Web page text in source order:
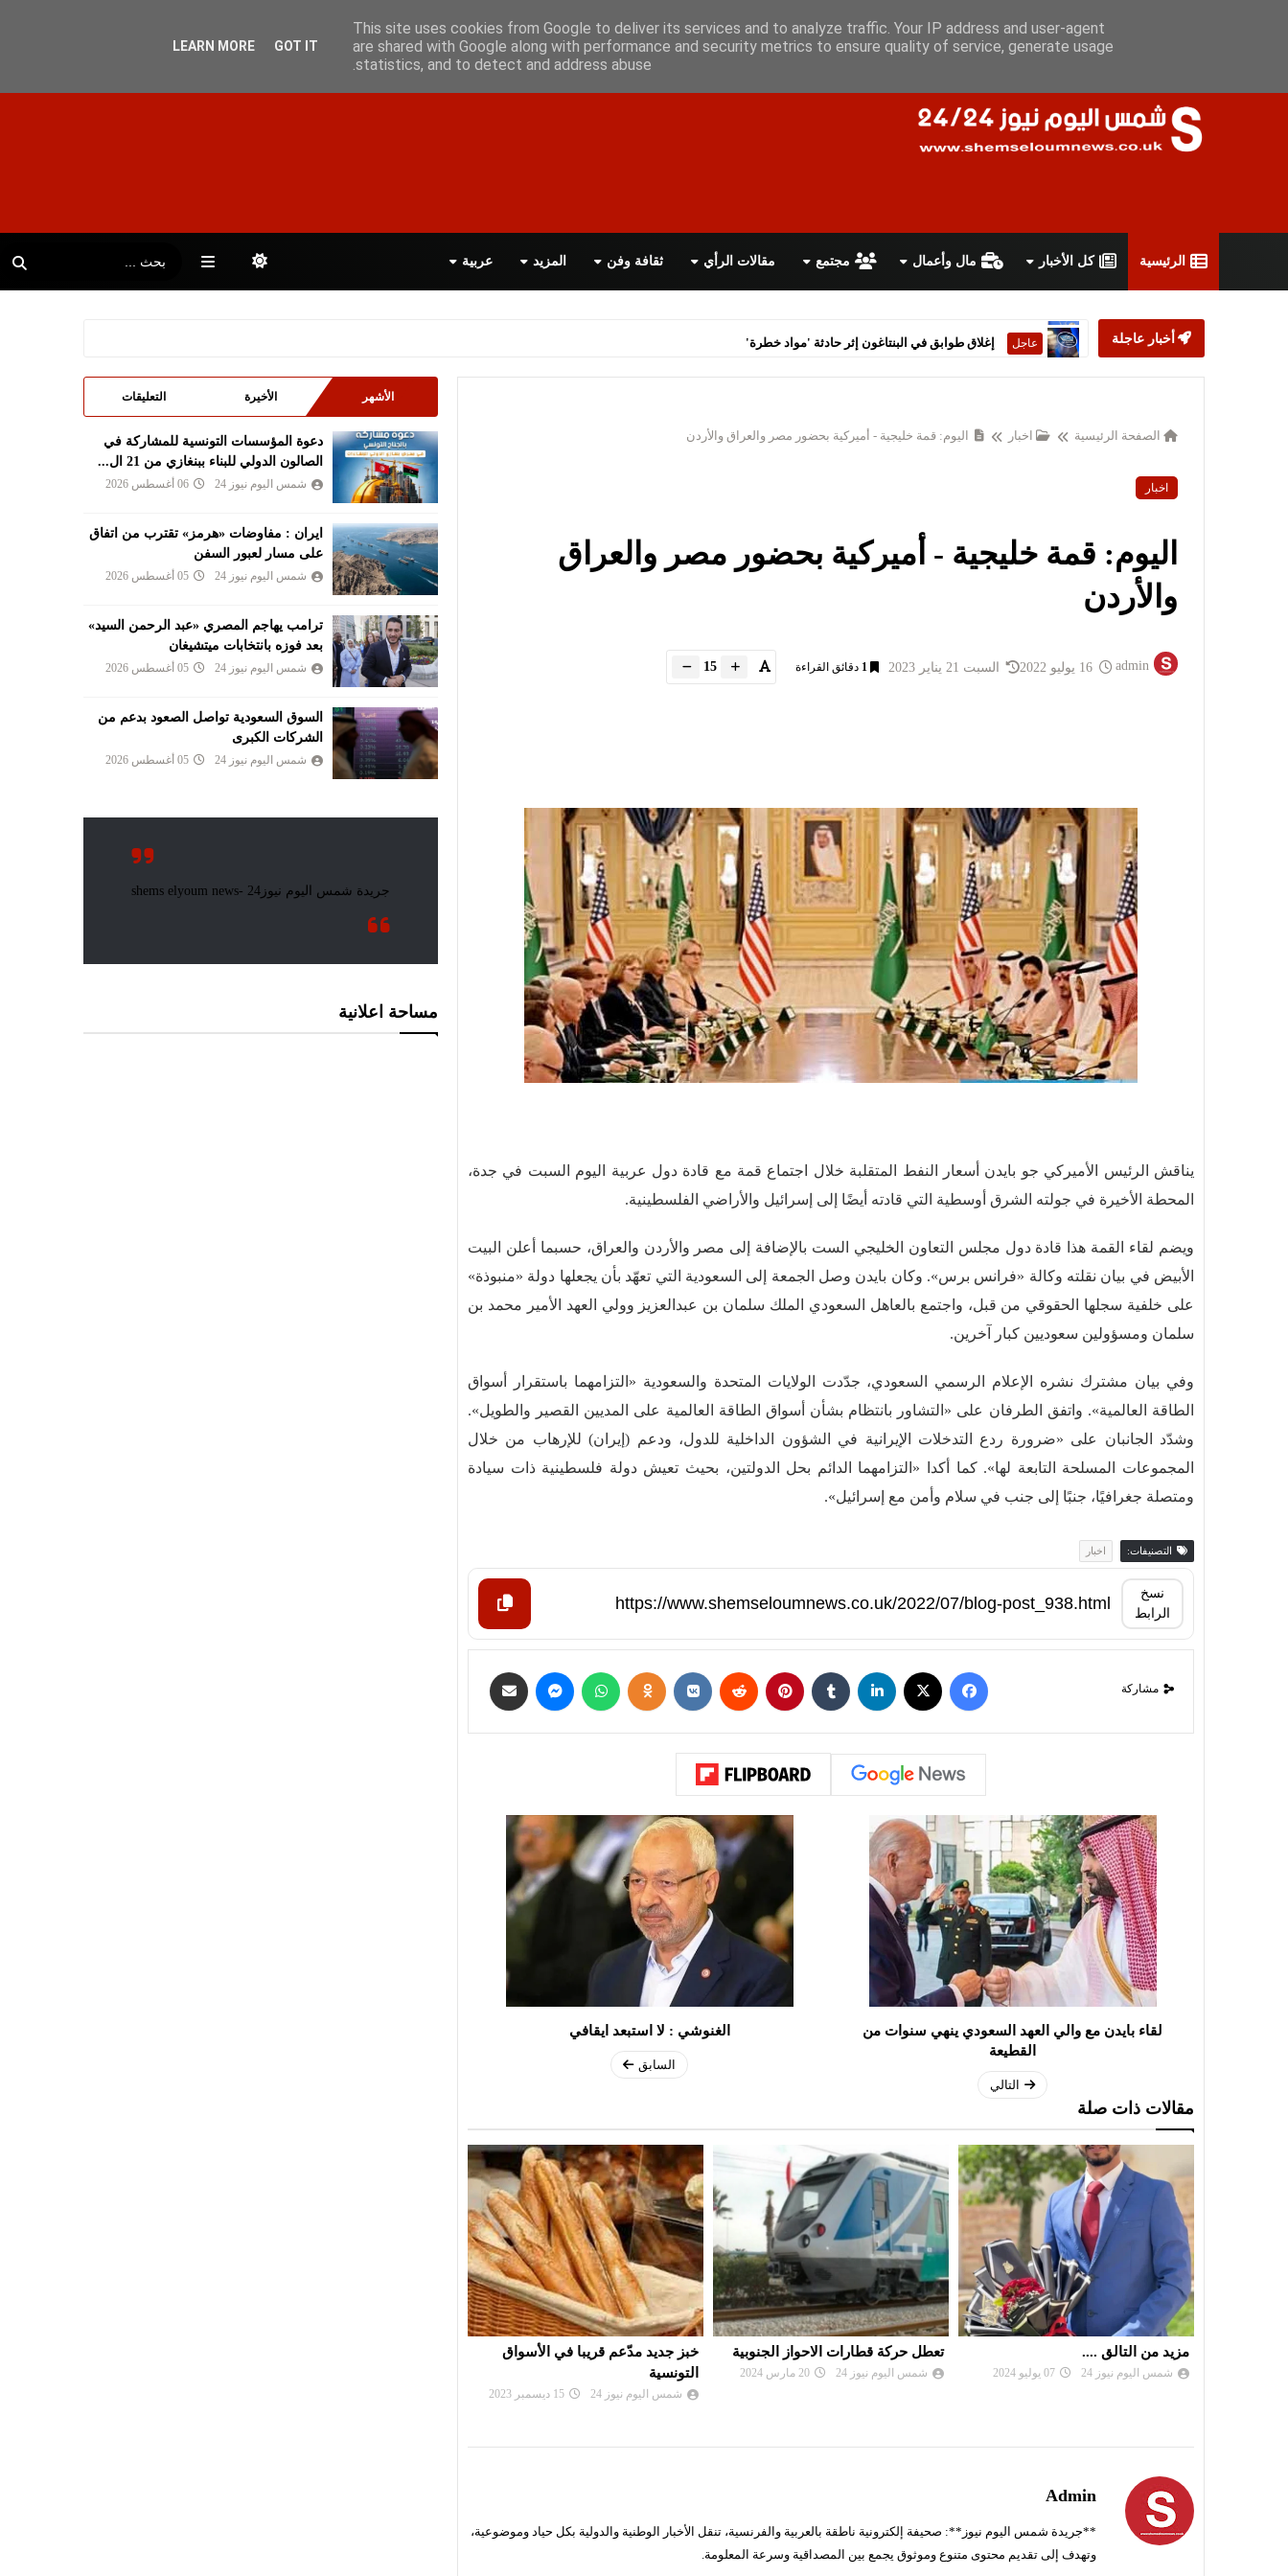
سياسة الخصوصية اتفاقية الاستخدام أعلن معانا اتصل بنا اقرأ الصحيفة PDF
الرئيسية كل الأخبار مال وأعمال مجتمع مقالات الرأي ثقافة وفن المزيد عربية
أخبار عاجلة عاجل إغلاق طوابق في البنتاغون إثر حادثة 'مواد خطرة'
الصفحة الرئيسية اخبار اليوم: قمة خليجية - أميركية بحضور مصر والعراق والأردن
اخبار
اليوم: قمة خليجية - أميركية بحضور مصر والعراق
والأردن
admin السبت 21 يناير 2023 1 دقائق القراءة 15
يناقش الرئيس الأميركي جو بايدن أسعار النفط المتقلبة خلال اجتماع قمة مع قادة دول عربية اليوم السبت في جدة،
المحطة الأخيرة في جولته الشرق أوسطية التي قادته أيضًا إلى إسرائيل والأراضي الفلسطينية.
ويضم لقاء القمة هذا قادة دول مجلس التعاون الخليجي الست بالإضافة إلى مصر والأردن والعراق، حسبما أعلن البيت
الأبيض في بيان نقلته وكالة «فرانس برس». وكان بايدن وصل الجمعة إلى السعودية التي تعهّد بأن يجعلها دولة «منبوذة»
على خلفية سجلها الحقوقي من قبل، واجتمع بالعاهل السعودي الملك سلمان بن عبدالعزيز وولي العهد الأمير محمد بن
سلمان ومسؤولين سعوديين كبار آخرين.
وفي بيان مشترك نشره الإعلام الرسمي السعودي، جدّدت الولايات المتحدة والسعودية «التزامهما باستقرار أسواق
الطاقة العالمية». واتفق الطرفان على «التشاور بانتظام بشأن أسواق الطاقة العالمية على المديين القصير والطويل».
وشدّد الجانبان على «ضرورة ردع التدخلات الإيرانية في الشؤون الداخلية للدول، ودعم (إيران) للإرهاب من خلال
المجموعات المسلحة التابعة لها». كما أكدا «التزامهما الدائم بحل الدولتين، بحيث تعيش دولة فلسطينية ذات سيادة
ومتصلة جغرافيًا، جنبًا إلى جنب في سلام وأمن مع إسرائيل».
التصنيفات: اخبار
نسخ
الرابط
مشاركة
لقاء بايدن مع والي العهد السعودي ينهي سنوات من
القطيعة
التالي
الغنوشي : لا استبعد ايقافي
السابق
مقالات ذات صلة
تعطل حركة قطارات الاحواز الجنوبية
شمس اليوم نيوز 24 20 مارس 2024
خبز جديد مدّعم قريبا في الأسواق
التونسية
مزيد من التالق ....
شمس اليوم نيوز 24
Admin
**جريدة شمس اليوم نيوز**: صحيفة إلكترونية ناطقة بالعربية والفرنسية، تنقل الأخبار الوطنية والدولية بكل حياد وموضوعية،
وتهدف إلى تقديم محتوى متنوع وموثوق يجمع بين المصداقية وسرعة المعلومة.
الأشهر الأخيرة التعليقات
دعوة المؤسسات التونسية للمشاركة في
الصالون الدولي للبناء ببنغازي من 21 ال...
شمس اليوم نيوز 24 06 أغسطس 2026
ايران : مفاوضات «هرمز» تقترب من اتفاق
على مسار لعبور السفن
شمس اليوم نيوز 24 05 أغسطس 2026
ترامب يهاجم المصري «عبد الرحمن السيد»
بعد فوزه بانتخابات ميتشيغان
شمس اليوم نيوز 24 05 أغسطس 2026
السوق السعودية تواصل الصعود بدعم من
الشركات الكبرى
شمس اليوم نيوز 24 05 أغسطس 2026
مساحة اعلانية
This site uses cookies from Google to deliver its services and to analyze traffic. Your IP address and user-agent
are shared with Google along with performance and security metrics to ensure quality of service, generate usage
statistics, and to detect and address abuse.
LEARN MORE GOT IT